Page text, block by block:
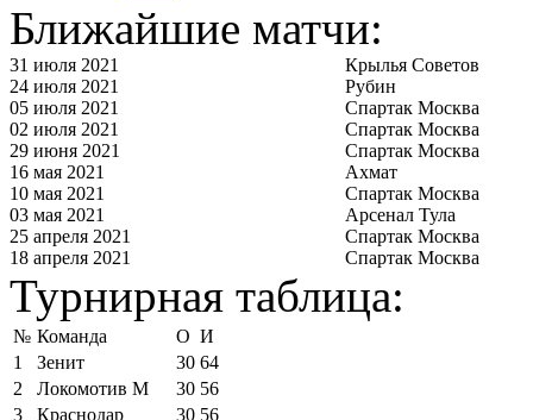
Ближайшие матчи:
31 июля 2021
Крылья Советов
24 июля 2021
Рубин
05 июля 2021
Спартак Москва
02 июля 2021
Спартак Москва
29 июня 2021
Спартак Москва
16 мая 2021
Ахмат
10 мая 2021
Спартак Москва
03 мая 2021
Арсенал Тула
25 апреля 2021
Спартак Москва
18 апреля 2021
Спартак Москва
Турнирная таблица:
№ Команда О И
1
Зенит 30 64
2
Локомотив М 30 56
3
Краснодар 30 56